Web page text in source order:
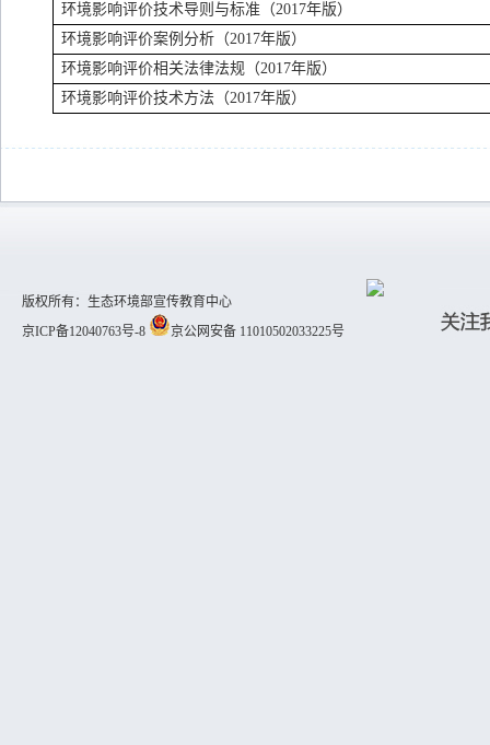
环境影响评价技术导则与标准（2017年版）
环境影响评价案例分析（2017年版）
环境影响评价相关法律法规（2017年版）
环境影响评价技术方法（2017年版）
版权所有：生态环境部宣传教育中心
京ICP备12040763号-8
京公网安备 11010502033225号